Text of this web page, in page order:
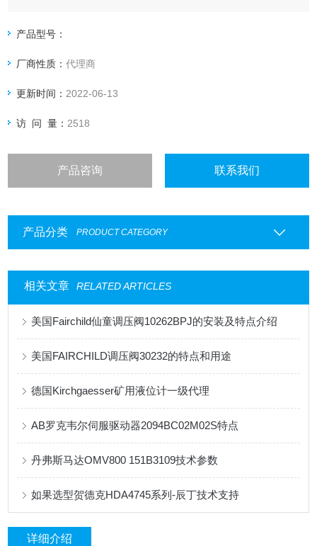
产品型号：
厂商性质：代理商
更新时间： 2022-06-13
访 问 量： 2518
产品咨询 联系我们
产品分类 PRODUCT CATEGORY
相关文章 RELATED ARTICLES
美国Fairchild仙童调压阀10262BPJ的安装及特点介绍
美国FAIRCHILD调压阀30232的特点和用途
德国Kirchgaesser矿用液位计一级代理
AB罗克韦尔伺服驱动器2094BC02M02S特点
丹弗斯马达OMV800 151B3109技术参数
如果选型贺德克HDA4745系列-辰丁技术支持
详细介绍